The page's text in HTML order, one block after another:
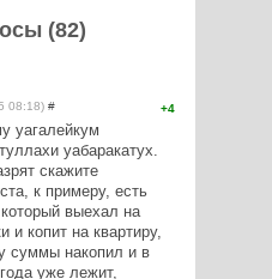
(82)
08:18) # 4
уагалейкум
уабаракатух.
скажите
к примеру, есть
выехал на
и копит на квартиру,
суммы накопил и в
уже лежит,